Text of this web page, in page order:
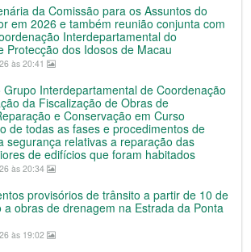
da Comissão para os Assuntos do
em 2026 e também reunião conjunta com
Interdepartamental do
Protecção dos Idosos de Macau
às 20:41
Grupo Interdepartamental de Coordenação
da Fiscalização de Obras de
e Conservação em Curso
de todas as fases e procedimentos de
segurança relativas a reparação das
de edifícios que foram habitados
às 20:34
provisórios de trânsito a partir de 10 de
a obras de drenagem na Estrada da Ponta
às 19:02